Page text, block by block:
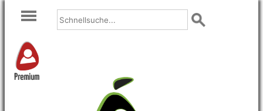
Premium